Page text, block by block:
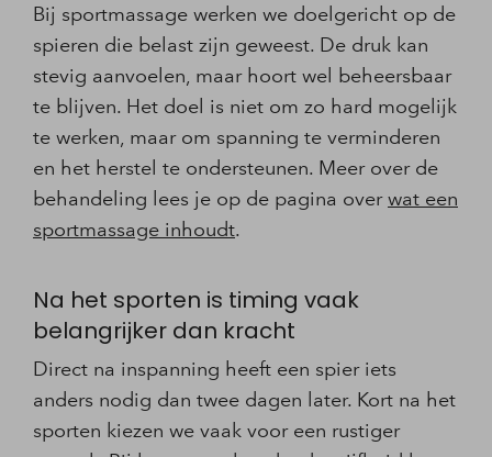
Bij sportmassage werken we doelgericht op de
spieren die belast zijn geweest. De druk kan
stevig aanvoelen, maar hoort wel beheersbaar
te blijven. Het doel is niet om zo hard mogelijk
te werken, maar om spanning te verminderen
en het herstel te ondersteunen. Meer over de
behandeling lees je op de pagina overwat een
sportmassage inhoudt.
Na het sporten is timing vaak
belangrijker dan kracht
Direct na inspanning heeft een spier iets
anders nodig dan twee dagen later. Kort na het
sporten kiezen we vaak voor een rustiger